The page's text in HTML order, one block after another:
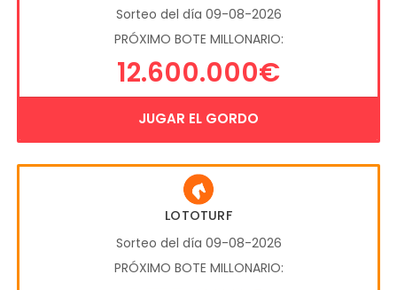
Sorteo del día 09-08-2026
PRÓXIMO BOTE MILLONARIO:
12.600.000€
JUGAR EL GORDO
LOTOTURF
Sorteo del día 09-08-2026
PRÓXIMO BOTE MILLONARIO: